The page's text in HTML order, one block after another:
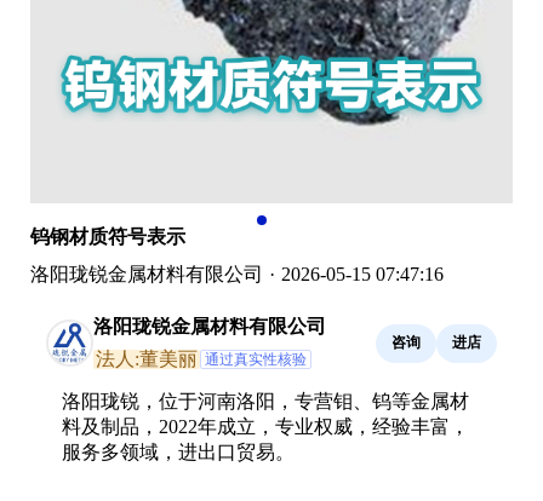
钨钢材质符号表示
洛阳珑锐金属材料有限公司 · 2026-05-15 07:47:16
洛阳珑锐金属材料有限公司
法人:董美丽 通过真实性核验
咨询 进店
洛阳珑锐，位于河南洛阳，专营钼、钨等金属材
料及制品，2022年成立，专业权威，经验丰富，
服务多领域，进出口贸易。